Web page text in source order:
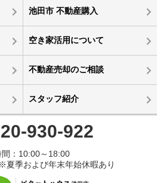
池田市 不動産購入
空き家活用について
不動産売却のご相談
スタッフ紹介
930-922
間：10:00～18:00
夏季および年末年始休暇あり